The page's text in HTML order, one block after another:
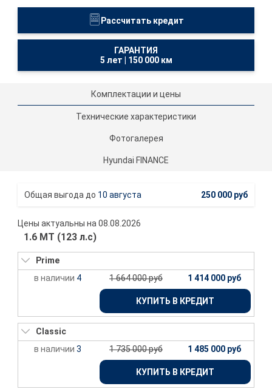
Рассчитать кредит
ГАРАНТИЯ
5 лет
150 000 км
Комплектации и цены
Технические характеристики
Фотогалерея
Hyundai FINANCE
10 августа 250 000 руб
Цены актуальны на 08.08.2026
1.6 МТ (123 л.с)
Prime
4
1 664 000 руб 1 414 000 руб
КУПИТЬ В КРЕДИТ
Classic
3
1 735 000 руб 1 485 000 руб
КУПИТЬ В КРЕДИТ